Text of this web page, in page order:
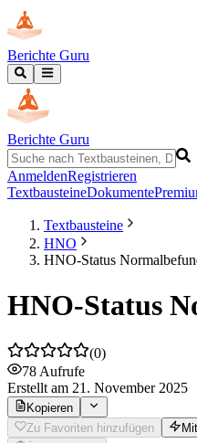
Berichte Guru
Berichte Guru
AnmeldenRegistrieren
TextbausteineDokumente
Textbausteine
HNO
HNO-Status
HNO-Status
(0)
78 Aufrufe
Erstellt am 21. November 2025
Kopieren
Zu Favoriten hinzufügen